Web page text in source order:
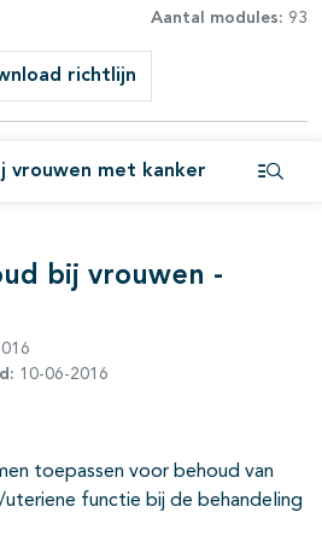
Aantal modules: 93
richtlijn
vrouwen met kanker
bij vrouwen -
10-06-2016
toepassen voor behoud van
functie bij de behandeling